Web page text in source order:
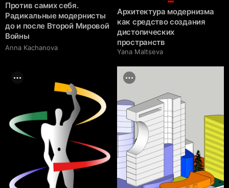
Против самих себя.
Радикальные модернисты
до и после Второй Мировой
Войны
Anna Kachanova
Архитектура модернизма
как средство создания
дистопических
пространств
Yana Maltseva